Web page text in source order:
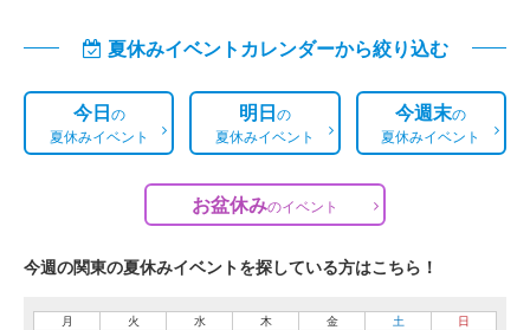
夏休みイベントカレンダーから絞り込む
今日の
夏休みイベント
明日の
夏休みイベント
今週末の
夏休みイベント
お盆休みのイベント
今週の関東の夏休みイベントを探している方はこちら！
月 火 水 木 金 土 日